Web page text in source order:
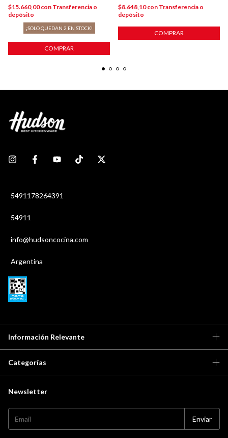
$15.660,00con Transferencia o
depósito
¡SOLO QUEDAN 2 EN STOCK!
COMPRAR
$8.648,10con Transferencia o
depósito
COMPRAR
5491178264391
54911
info@hudsoncocina.com
Argentina
Información Relevante
Categorías
Newsletter